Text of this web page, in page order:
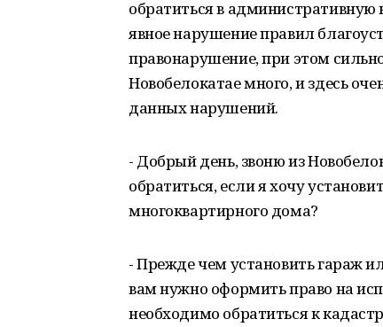
обратиться в административную
явное нарушение правил
правонарушение, при этом
Новобелокатае много, и здесь
данных нарушений.
- Добрый день, звоню из
обратиться, если я хочу
многоквартирного дома?
- Прежде чем установить гараж
вам нужно оформить право на
необходимо обратиться к